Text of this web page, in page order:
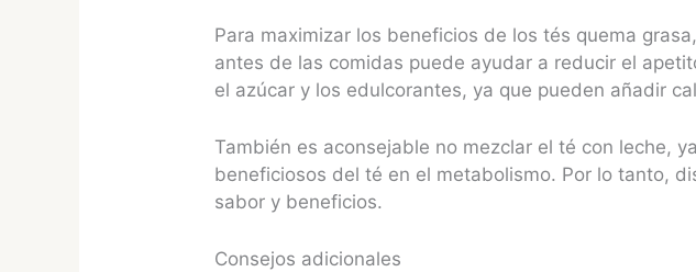
Para maximizar los beneficios de los tés quema
antes de las comidas puede ayudar a reducir el
el azúcar y los edulcorantes, ya que pueden añadir
También es aconsejable no mezclar el té con leche,
beneficiosos del té en el metabolismo. Por lo tanto,
sabor y beneficios.
Consejos adicionales